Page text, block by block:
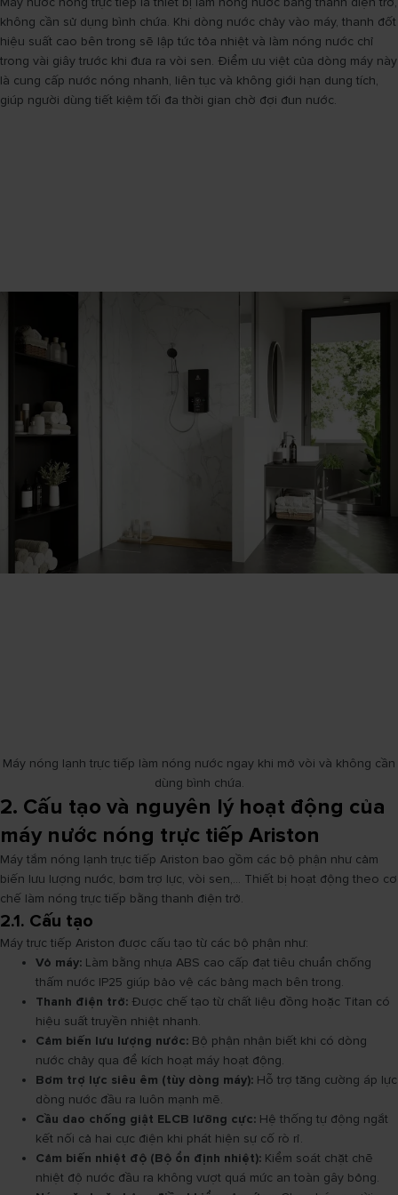
không cần sử dụng bình chứa. Khi dòng nước chảy vào máy, thanh đốt
hiệu suất cao bên trong sẽ lập tức tỏa nhiệt và làm nóng nước chỉ
trong vài giây trước khi đưa ra vòi sen. Điểm ưu việt của dòng máy này
là cung cấp nước nóng nhanh, liên tục và không giới hạn dung tích,
giúp người dùng tiết kiệm tối đa thời gian chờ đợi đun nước.
Máy nóng lạnh trực tiếp làm nóng nước ngay khi mở vòi và không cần
dùng bình chứa.
2. Cấu tạo và nguyên lý hoạt động của
máy nước nóng trực tiếp Ariston
Máy tắm nóng lạnh trực tiếp Ariston bao gồm các bộ phận như cảm
biến lưu lượng nước, bơm trợ lực, vòi sen,... Thiết bị hoạt động theo cơ
chế làm nóng trực tiếp bằng thanh điện trở.
2.1. Cấu tạo
Máy trực tiếp Ariston được cấu tạo từ các bộ phận như:
Vỏ máy: Làm bằng nhựa ABS cao cấp đạt tiêu chuẩn chống
thấm nước IP25 giúp bảo vệ các bảng mạch bên trong.
Thanh điện trở: Được chế tạo từ chất liệu đồng hoặc Titan có
hiệu suất truyền nhiệt nhanh.
Cảm biến lưu lượng nước: Bộ phận nhận biết khi có dòng
nước chảy qua để kích hoạt máy hoạt động.
Bơm trợ lực siêu êm (tùy dòng máy): Hỗ trợ tăng cường áp lực
dòng nước đầu ra luôn mạnh mẽ.
Cầu dao chống giật ELCB lưỡng cực: Hệ thống tự động ngắt
kết nối cả hai cực điện khi phát hiện sự cố rò rỉ.
Cảm biến nhiệt độ (Bộ ổn định nhiệt): Kiểm soát chặt chẽ
nhiệt độ nước đầu ra không vượt quá mức an toàn gây bỏng.